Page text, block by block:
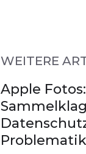
WEITERE
Apple Fotos:
Problematik